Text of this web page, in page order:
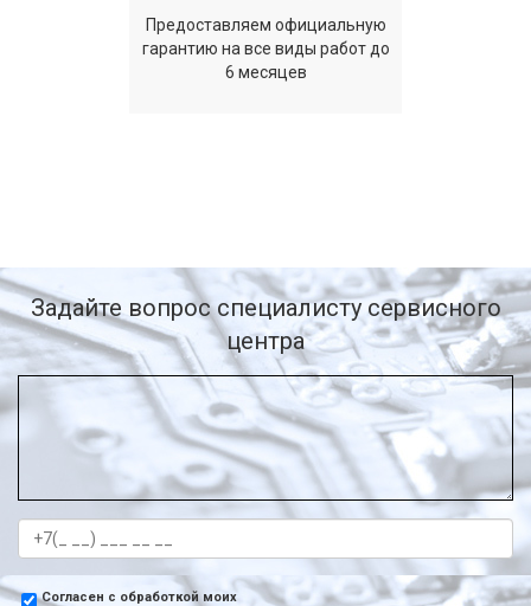
Предоставляем официальную
гарантию на все виды работ до
6 месяцев
Задайте вопрос специалисту сервисного
центра
Согласен с обработкой моих